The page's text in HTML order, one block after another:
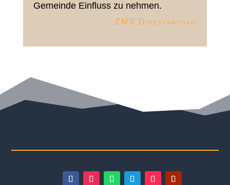
Gemeinde Einfluss zu nehmen.
ZMS Direktantrag